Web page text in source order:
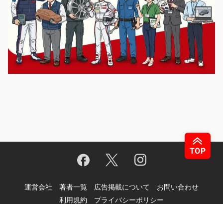
運営会社 著者一覧 広告掲載について
お問い合わせ
利用規約
プライバシーポリシー